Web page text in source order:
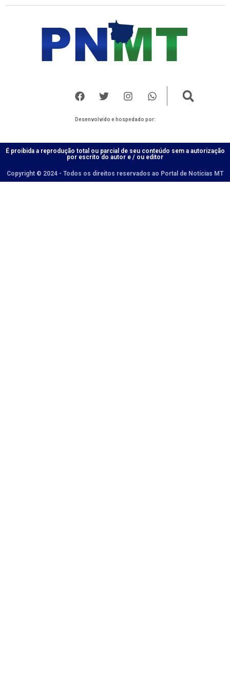
Desenvolvido e hospedado por:
É proibida a reprodução total ou parcial de seu conteúdo sem a autorização
por escrito do autor e / ou editor
Copyright © 2024 - Todos os direitos reservados ao Portal de Notícias MT